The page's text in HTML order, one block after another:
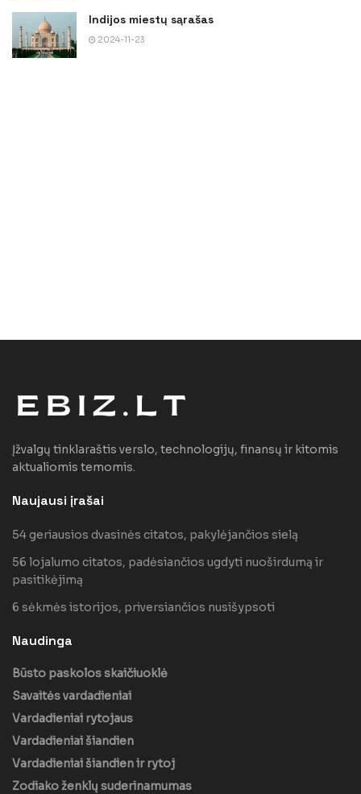
Indijos miestų sąrašas
2024-11-23
Įžvalgų tinklaraštis verslo, technologijų, finansų ir kitomis
aktualiomis temomis.
Naujausi įrašai
54 geriausios dvasinės citatos, pakylėjančios sielą
56 lojalumo citatos, padėsiančios ugdyti nuoširdumą ir
pasitikėjimą
6 sėkmės istorijos, priversiančios nusišypsoti
Naudinga
Būsto paskolos skaičiuoklė
Savaitės vardadieniai
Vardadieniai rytojaus
Vardadieniai šiandien
Vardadieniai šiandien ir rytoj
Zodiako ženklų suderinamumas